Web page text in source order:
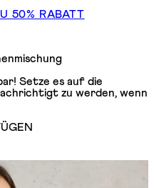
50% RABATT
Setze es auf die
zu werden, wenn